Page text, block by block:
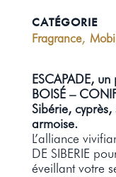
CATÉGORIE
Fragrance,
ESCAPADE,
BOISÉ –
Sibérie,
armoise.
L’alliance
DE SIBERIE
éveillant votre